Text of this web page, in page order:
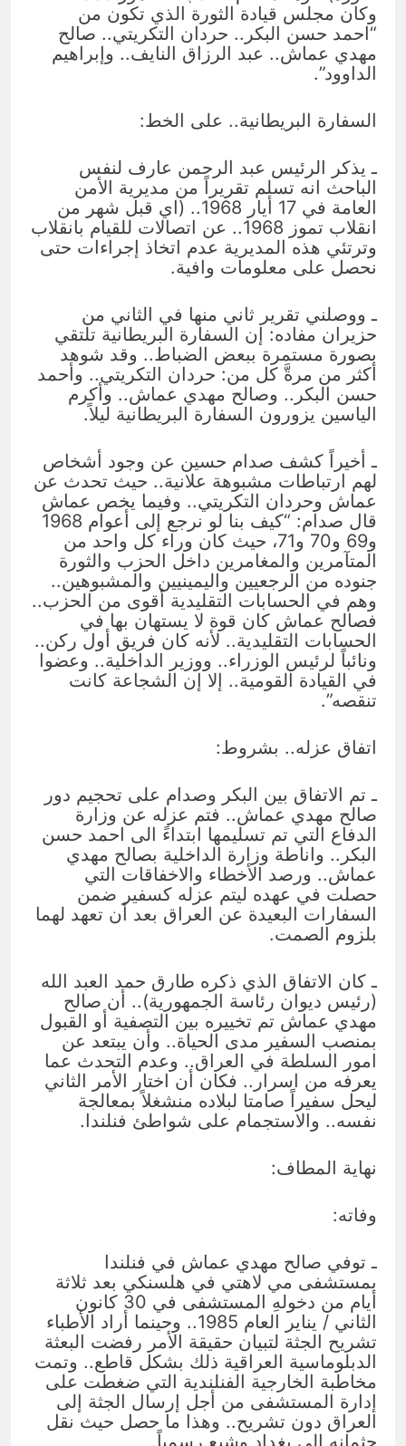
وكان مجلس قيادة الثورة الذي تكون من
“احمد حسن البكر.. حردان التكريتي.. صالح
مهدي عماش.. عبد الرزاق النايف.. وإبراهيم
الداوود”.
السفارة البريطانية.. على الخط:
ـ يذكر الرئيس عبد الرحمن عارف لنفس
الباحث انه تسلم تقريراً من مديرية الأمن
العامة في 17 أيار 1968.. (اي قبل شهر من
انقلاب تموز 1968.. عن اتصالات للقيام بانقلاب
وترتئي هذه المديرية عدم اتخاذ إجراءات حتى
نحصل على معلومات وافية.
ـ ووصلني تقرير ثاني منها في الثاني من
حزيران مفاده: إن السفارة البريطانية تلتقي
بصورة مستمرة ببعض الضباط.. وقد شوهد
أكثر من مرةَّ كل من: حردان التكريتي.. وأحمد
حسن البكر.. وصالح مهدي عماش.. وأكرم
الياسين يزورون السفارة البريطانية ليلاً.
ـ أخيراً كشف صدام حسين عن وجود أشخاص
لهم ارتباطات مشبوهة علانية.. حيث تحدث عن
عماش وحردان التكريتي.. وفيما يخص عماش
قال صدام: “كيف بنا لو نرجع إلى أعوام 1968
و69 و70 و71، حيث كان وراء كل واحد من
المتآمرين والمغامرين داخل الحزب والثورة
جنوده من الرجعيين واليمينيين والمشبوهين..
وهم في الحسابات التقليدية أقوى من الحزب..
فصالح عماش كان قوة لا يستهان بها في
الحسابات التقليدية.. لأنه كان فريق أول ركن..
ونائباً لرئيس الوزراء.. ووزير الداخلية.. وعضوا
في القيادة القومية.. إلا إن الشجاعة كانت
تنقصه”.
اتفاق عزله.. بشروط:
ـ تم الاتفاق بين البكر وصدام على تحجيم دور
صالح مهدي عماش.. فتم عزله عن وزارة
الدفاع التي تم تسليمها ابتداءً الى احمد حسن
البكر.. واناطة وزارة الداخلية بصالح مهدي
عماش.. ورصد الأخطاء والاخفاقات التي
حصلت في عهده ليتم عزله كسفير ضمن
السفارات البعيدة عن العراق بعد أن تعهد لهما
بلزوم الصمت.
ـ كان الاتفاق الذي ذكره طارق حمد العبد الله
(رئيس ديوان رئاسة الجمهورية).. أن صالح
مهدي عماش تم تخييره بين التصفية أو القبول
بمنصب السفير مدى الحياة.. وأن يبتعد عن
امور السلطة في العراق.. وعدم التحدث عما
يعرفه من اسرار.. فكان أن اختار الأمر الثاني
ليحل سفيراً صامتا لبلاده منشغلاً بمعالجة
نفسه.. والاستجمام على شواطئ فنلندا.
نهاية المطاف:
وفاته:
ـ توفي صالح مهدي عماش في فنلندا
بمستشفى مي لاهتي في هلسنكي بعد ثلاثة
أيام من دخولهِ المستشفى في 30 كانون
الثاني / يناير العام 1985.. وحينما أراد الأطباء
تشريح الجثة لتبيان حقيقة الأمر رفضت البعثة
الدبلوماسية العراقية ذلك بشكل قاطع.. وتمت
مخاطبة الخارجية الفنلندية التي ضغطت على
إدارة المستشفى من أجل إرسال الجثة إلى
العراق دون تشريح.. وهذا ما حصل حيث نقل
جثمانه إلى بغداد وشيع رسمياً.